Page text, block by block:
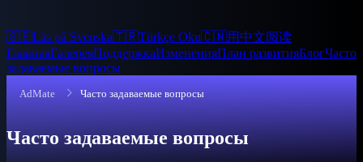
🇸🇪Läs på Svenska🇹🇷Türkçe Oku🇨🇳用中文阅读
ГлавнаяГалереяПоддержкаИзмененияПлан развитияБлогЧасто
задаваемые вопросы
AdMate Часто задаваемые вопросы
Часто задаваемые вопросы